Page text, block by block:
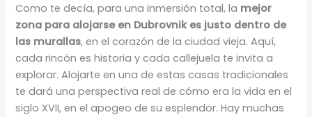
Como te decía, para una inmersión total, la mejor
zona para alojarse en Dubrovnik es justo dentro de
las murallas, en el corazón de la ciudad vieja. Aquí,
cada rincón es historia y cada callejuela te invita a
explorar. Alojarte en una de estas casas tradicionales
te dará una perspectiva real de cómo era la vida en el
siglo XVII, en el apogeo de su esplendor. Hay muchas